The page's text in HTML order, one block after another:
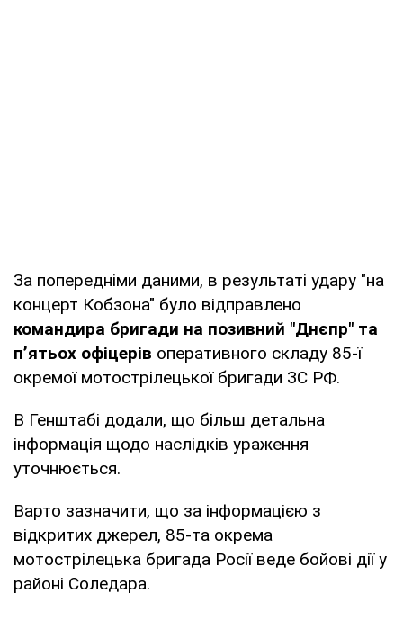
За попередніми даними, в результаті удару "на
концерт Кобзона" було відправлено
командира бригади на позивний "Днєпр" та
п’ятьох офіцерів оперативного складу 85-ї
окремої мотострілецької бригади ЗС РФ.
В Генштабі додали, що більш детальна
інформація щодо наслідків ураження
уточнюється.
Варто зазначити, що за інформацією з
відкритих джерел, 85-та окрема
мотострілецька бригада Росії веде бойові дії у
районі Соледара.